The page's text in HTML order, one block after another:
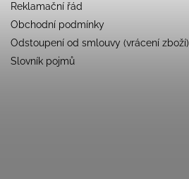
Reklamační řád
Obchodní podmínky
Odstoupení od smlouvy (vrácení zboží)
Slovník pojmů